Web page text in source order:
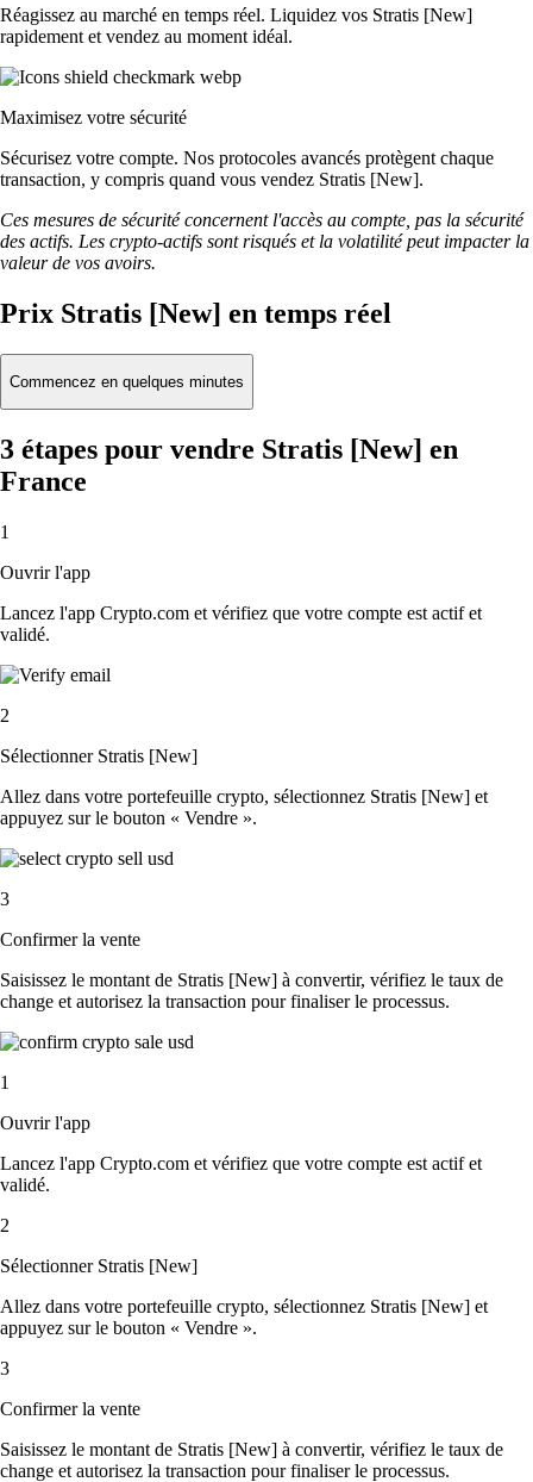
Réagissez au marché en temps réel. Liquidez vos Stratis [New]
rapidement et vendez au moment idéal.
Maximisez votre sécurité
Sécurisez votre compte. Nos protocoles avancés protègent chaque
transaction, y compris quand vous vendez Stratis [New].
Ces mesures de sécurité concernent l'accès au compte, pas la sécurité
des actifs. Les crypto-actifs sont risqués et la volatilité peut impacter la
valeur de vos avoirs.
Prix Stratis [New] en temps réel
Commencez en quelques minutes
3 étapes pour vendre Stratis [New] en
France
1
Ouvrir l'app
Lancez l'app Crypto.com et vérifiez que votre compte est actif et
validé.
2
Sélectionner Stratis [New]
Allez dans votre portefeuille crypto, sélectionnez Stratis [New] et
appuyez sur le bouton « Vendre ».
3
Confirmer la vente
Saisissez le montant de Stratis [New] à convertir, vérifiez le taux de
change et autorisez la transaction pour finaliser le processus.
1
Ouvrir l'app
Lancez l'app Crypto.com et vérifiez que votre compte est actif et
validé.
2
Sélectionner Stratis [New]
Allez dans votre portefeuille crypto, sélectionnez Stratis [New] et
appuyez sur le bouton « Vendre ».
3
Confirmer la vente
Saisissez le montant de Stratis [New] à convertir, vérifiez le taux de
change et autorisez la transaction pour finaliser le processus.